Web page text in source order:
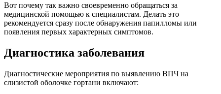
Вот почему так важно своевременно обращаться за
медицинской помощью к специалистам. Делать это
рекомендуется сразу после обнаружения папилломы или
появления первых характерных симптомов.
Диагностика заболевания
Диагностические мероприятия по выявлению ВПЧ на
слизистой оболочке гортани включают: